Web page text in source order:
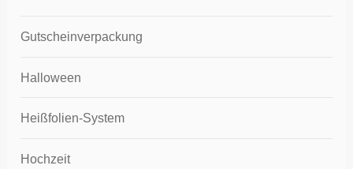
Gutscheinverpackung
Halloween
Heißfolien-System
Hochzeit